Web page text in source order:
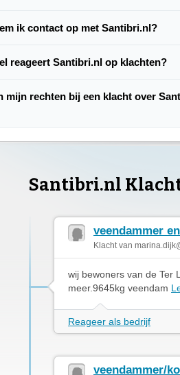
ik contact op met Santibri.nl?
reageert Santibri.nl op klachten?
mijn rechten bij een klacht over
Santibri.nl
veendammer
Klacht van
wij bewoners van de Ter
meer.9645kg veendam
Reageer als bedrijf
veendammer/